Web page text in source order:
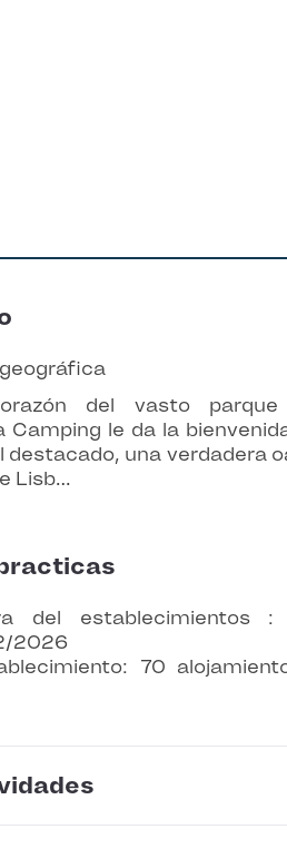
del vasto
Camping le da la
destacado, una verdadera
Lisb…
del establecimientos :
2026
70